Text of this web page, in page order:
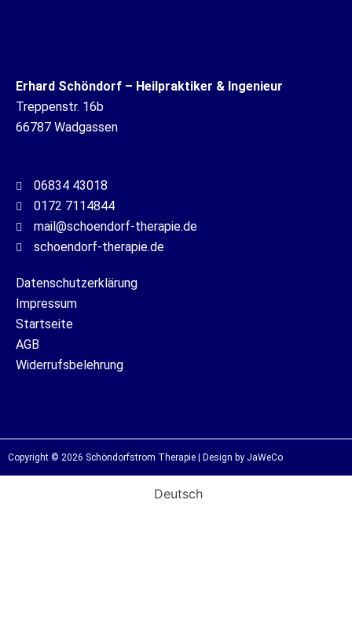
Erhard Schöndorf – Heilpraktiker & Ingenieur
Treppenstr. 16b
66787 Wadgassen
06834 43018
0172 7114844
mail@schoendorf-therapie.de
schoendorf-therapie.de
Datenschutzerklärung
Impressum
Startseite
AGB
Widerrufsbelehrung
Copyright © 2026 Schöndorfstrom Therapie | Design by JaWeCo
Deutsch